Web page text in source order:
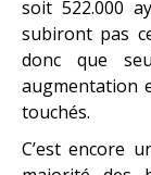
soit 522.000
subiront pas
donc que
augmentation
touchés.
C’est encore